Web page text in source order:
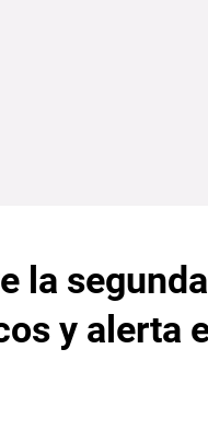
la
y alerta